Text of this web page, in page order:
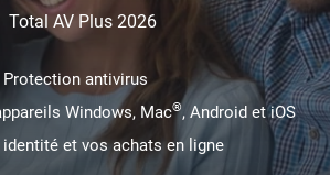
Total AV Plus 2026
Protection antivirus
Windows, Mac®, Android et iOS
et vos achats en ligne